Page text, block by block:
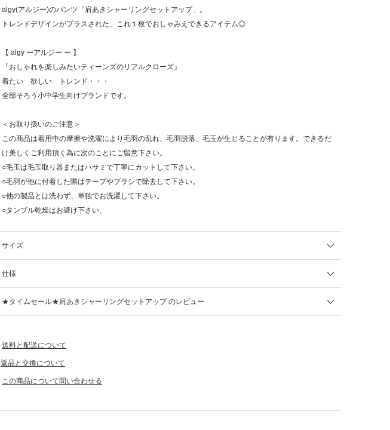
algy(アルジー)のパンツ「肩あきシャーリングセットアップ」。
トレンドデザインがプラスされた、これ１枚でおしゃみえできるアイテム◎
【 algy ーアルジー ー 】
『おしゃれを楽しみたいティーンズのリアルクローズ』
着たい 欲しい トレンド・・・
全部そろう小中学生向けブランドです。
＜お取り扱いのご注意＞
この商品は着用中の摩擦や洗濯により毛羽の乱れ、毛羽脱落、毛玉が生じることが有ります。できるだ
け美しくご利用頂く為に次のことにご留意下さい。
○毛玉は毛玉取り器またはハサミで丁寧にカットして下さい。
○毛羽が他に付着した際はテープやブラシで除去して下さい。
○他の製品とは洗わず、単独でお洗濯して下さい。
○タンブル乾燥はお避け下さい。
サイズ
仕様
★タイムセール★肩あきシャーリングセットアップ のレビュー
送料と配送について
返品と交換について
この商品について問い合わせる